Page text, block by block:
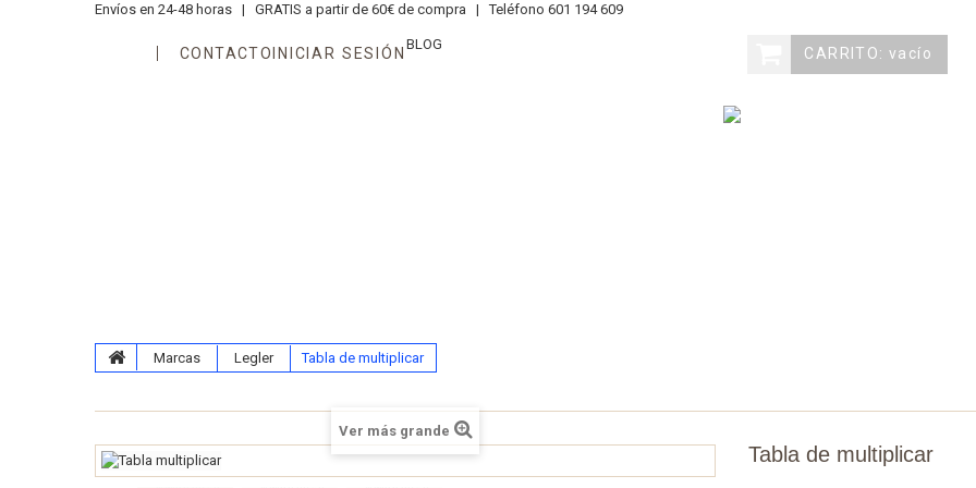
Envíos en 24-48 horas | GRATIS a partir de 60€ de compra | Teléfono 601 194 609
BLOG
CONTACTO INICIAR SESIÓN CARRITO: vacío
Marcas Legler Tabla de multiplicar
Ver más grande
Tabla de multiplicar